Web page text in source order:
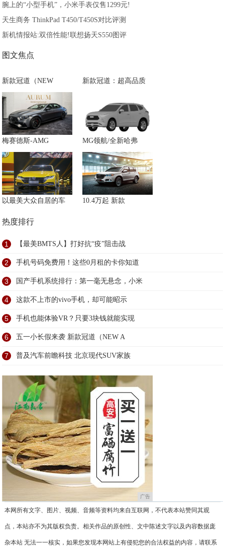
腕上的“小型手机”，小米手表仅售1299元!
天生商务 ThinkPad T450/T450S对比评测
新机情报站:双倍性能!联想扬天S550图评
图文焦点
新款冠道（NEW 新款冠道：超高品质
梅赛德斯-AMG MG领航/全新哈弗
以最美大众自居的车 10.4万起 新款
热度排行
1 【最美BMTS人】打好抗“疫”阻击战
2 手机号码免费用！这些0月租的卡你知道
3 国产手机系统排行：第一毫无悬念，小米
4 这款不上市的vivo手机，却可能昭示
5 手机也能体验VR？只要3块钱就能实现
6 五一小长假来袭 新款冠道（NEW A
7 普及汽车前瞻科技 北京现代SUV家族
广告
本网所有文字、图片、视频、音频等资料均来自互联网，不代表本站赞同其观
点，本站亦不为其版权负责。相关作品的原创性、文中陈述文字以及内容数据庞
杂本站 无法一一核实，如果您发现本网站上有侵犯您的合法权益的内容，请联系